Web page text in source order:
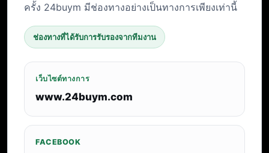
ครั้ง 24buym มีช่องทางอย่างเป็นทางการเพียงเท่านี้
ช่องทางที่ได้รับการรับรองจากทีมงาน
เว็บไซต์ทางการ
www.24buym.com
FACEBOOK